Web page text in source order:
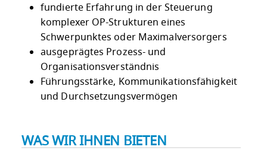
fundierte Erfahrung in der Steuerung
komplexer OP-Strukturen eines
Schwerpunktes oder Maximalversorgers
ausgeprägtes Prozess- und
Organisationsverständnis
Führungsstärke, Kommunikationsfähigkeit
und Durchsetzungsvermögen
WAS WIR IHNEN BIETEN